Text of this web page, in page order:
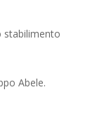
stabilimento
Abele.